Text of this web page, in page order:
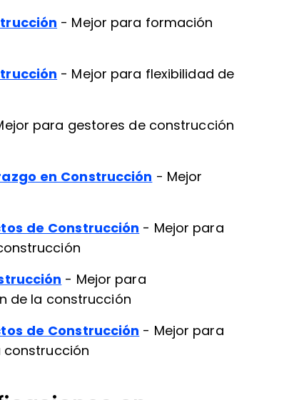
- Mejor para formación
- Mejor para flexibilidad de
para gestores de construcción
en Construcción - Mejor
de Construcción - Mejor para
- Mejor para
de la construcción
de Construcción - Mejor para
construcción